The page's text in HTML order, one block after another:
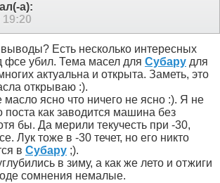
а):
19:20
Есть несколько интересных
фсе убил. Тема масел для Субару для
актуальна и открыта. Заметь, это
открываю :).
масло ясно что ничего не ясно :). Я не
поста как заводится машина без
бы. Да мерили текучесть при -30,
Лук тоже в -30 течет, но его никто
в Субару ;).
в зиму, а как же лето и отжиги
сомнения немалые.